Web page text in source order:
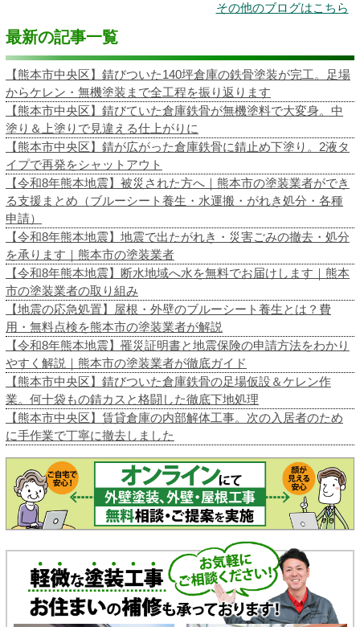
その他のブログはこちら
最新の記事一覧
【熊本市中央区】錆びついた140坪倉庫の鉄骨塗装が完工。足場
からケレン・無機塗装まで全工程を振り返ります
【熊本市中央区】錆びていた倉庫鉄骨が無機塗料で大変身。中
塗り＆上塗りで見違える仕上がりに
【熊本市中央区】錆が広がった倉庫鉄骨に錆止め下塗り。2液タ
イプで再発をシャットアウト
【令和8年熊本地震】被災された方へ｜熊本市の塗装業者ができ
る支援まとめ（ブルーシート養生・水運搬・がれき処分・各種
申請）
【令和8年熊本地震】地震で出たがれき・災害ごみの撤去・処分
を承ります｜熊本市の塗装業者
【令和8年熊本地震】断水地域へ水を無料でお届けします｜熊本
市の塗装業者の取り組み
【地震の応急処置】屋根・外壁のブルーシート養生とは？費
用・無料点検を熊本市の塗装業者が解説
【令和8年熊本地震】罹災証明書と地震保険の申請方法をわかり
やすく解説｜熊本市の塗装業者が徹底ガイド
【熊本市中央区】錆びついた倉庫鉄骨の足場仮設＆ケレン作
業。何十袋もの錆カスと格闘した徹底下地処理
【熊本市中央区】賃貸倉庫の内部解体工事。次の入居者のため
に手作業で丁寧に撤去しました